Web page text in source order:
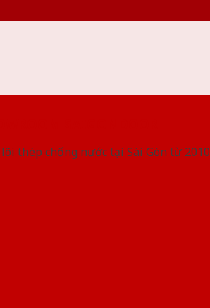
thép chống nước tại Sài Gòn từ 2010